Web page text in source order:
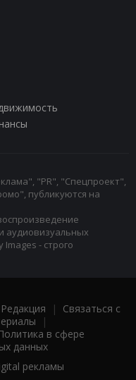
"PR", "Спецпроект",
публикуются на
аудиовизуальных
- строго
Редакция | Связаться с
|
в сфере
данных
рекламы